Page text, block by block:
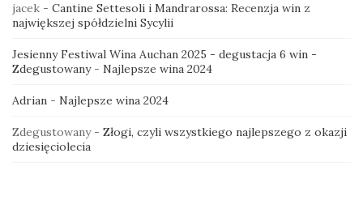
jacek - Cantine Settesoli i Mandrarossa: Recenzja win z
największej spółdzielni Sycylii
Jesienny Festiwal Wina Auchan 2025 - degustacja 6 win -
Zdegustowany- Najlepsze wina 2024
Adrian - Najlepsze wina 2024
Zdegustowany- Złogi, czyli wszystkiego najlepszego z okazji
dziesięciolecia